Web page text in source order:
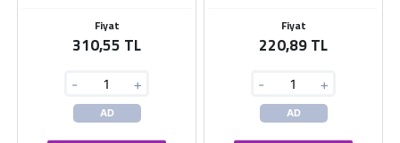
Fiyat
310,55 TL
- +
AD
Fiyat
220,89 TL
- +
AD